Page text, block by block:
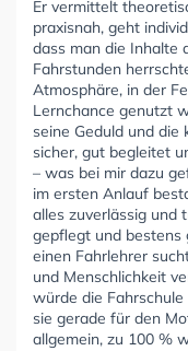
Er vermittelt
praxisnah, geht
dass man die Inhalte
Fahrstunden
Atmosphäre, in der
Lernchance genutzt
seine Geduld und
sicher, gut begleitet
– was bei mir dazu
im ersten Anlauf
alles zuverlässig und
gepflegt und bestens
einen Fahrlehrer
und Menschlichkeit
würde die
sie gerade für den
allgemein, zu 100 %